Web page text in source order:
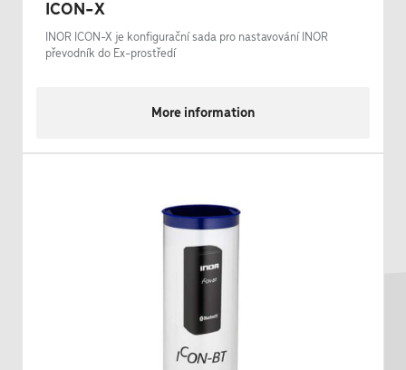
ICON-X
INOR ICON-X je konfigurační sada pro nastavování INOR
převodník do Ex-prostředí
More information